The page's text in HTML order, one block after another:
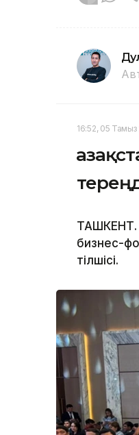
16:52, 05 Тамыз
ТАШКЕНТ.
бизнес-
тілшісі.